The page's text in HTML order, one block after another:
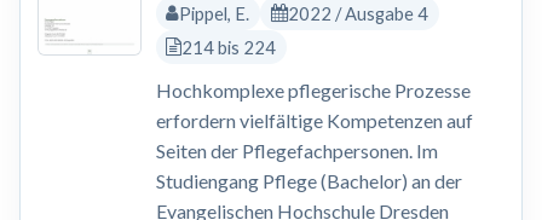
Pippel, E.
2022 / Ausgabe 4
214 bis 224
Hochkomplexe pflegerische Prozesse
erfordern vielfältige Kompetenzen auf
Seiten der Pflegefachpersonen. Im
Studiengang Pflege (Bachelor) an der
Evangelischen Hochschule Dresden